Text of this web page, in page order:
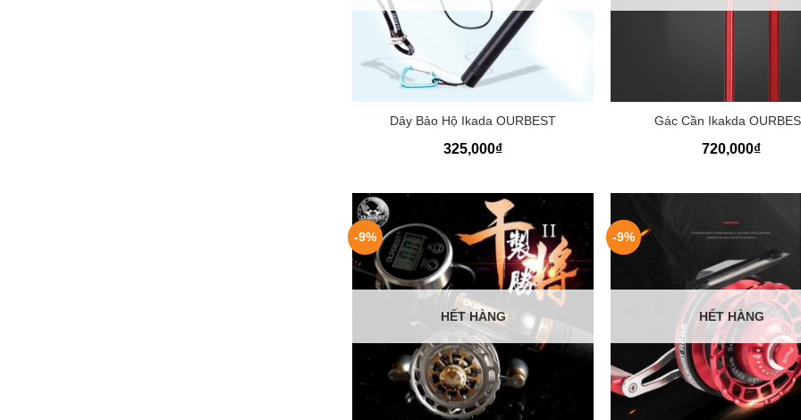
Dây Bảo Hộ Ikada OURBEST
325,000₫
Gác Cần Ikakda
720,000₫
-9%
HẾT HÀNG
-9%
HẾT HÀNG